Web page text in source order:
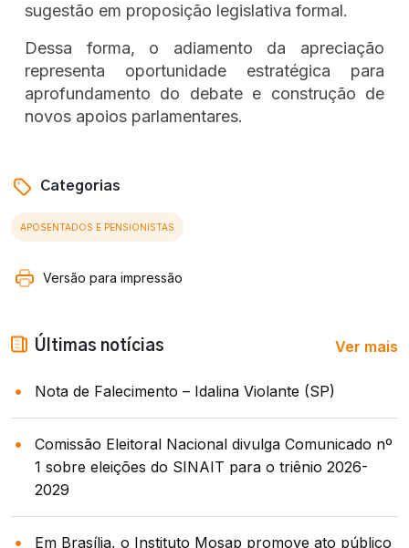
sugestão em proposição legislativa formal.
Dessa forma, o adiamento da apreciação
representa oportunidade estratégica para
aprofundamento do debate e construção de
novos apoios parlamentares.
Categorias
APOSENTADOS E PENSIONISTAS
Versão para impressão
Últimas notícias Ver mais
Nota de Falecimento – Idalina Violante (SP)
Comissão Eleitoral Nacional divulga Comunicado nº
1 sobre eleições do SINAIT para o triênio 2026-
2029
Em Brasília, o Instituto Mosap promove ato público